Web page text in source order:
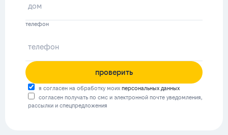
телефон
проверить
я согласен на обработку моих персональных данных
согласен получать по смс и электронной почте уведомления,
рассылки и спецпредложения